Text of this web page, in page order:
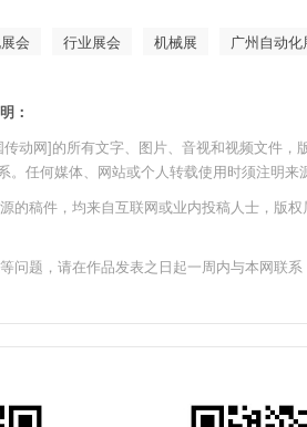
会 行业展会 机械展 广州自动化
：
动网]的所有文字、图片、音视和视频文件
。任何媒体、网站或个人转载使用时须注明
的稿件，均来自互联网或业内投稿人士，版
问题，请在作品发表之日起一周内与本网联